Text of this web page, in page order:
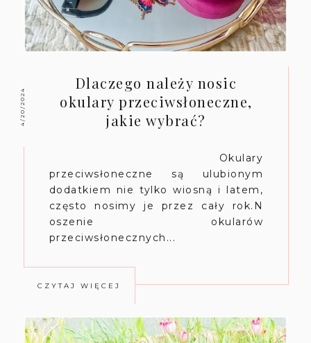
4/20/2024
Dlaczego należy nosic
okulary przeciwsłoneczne,
jakie wybrać?
Okulary
przeciwsłoneczne są ulubionym
dodatkiem nie tylko wiosną i latem,
często nosimy je przez cały rok.N
oszenie okularów
przeciwsłonecznych...
CZYTAJ WIĘCEJ